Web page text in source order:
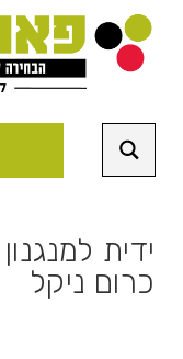
כרום ניקל